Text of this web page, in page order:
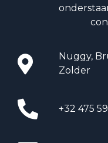
Nuggy,
Zolder
+32 475